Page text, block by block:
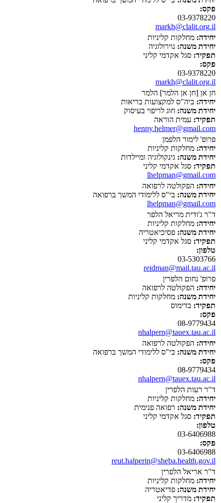
פקס:
03-9378220
markh@clalit.org.il
יחידה: מחלקות קליניות
יחידת משנה: נוירולוגיה
תפקיד: סגל אקדמי קליני
פקס:
03-9378220
markh@clalit.org.il
חן אן [חן אן הלמר] הלמר
יחידה: ביה"ס למקצועות בריאות
יחידת משנה: חוג לריפוי בעיסוק
תפקיד: עמית הוראה
henny.helmer@gmail.com
פרופ' לימור הלפמן
יחידה: מחלקות קליניות
יחידת משנה: גינקולוגיה ומיילדות
תפקיד: סגל אקדמי קליני
lhelpman@gmail.com
יחידה: הפקולטה לרפואה
יחידת משנה: בי"ס ללימודי המשך ברפואה
lhelpman@gmail.com
ד"ר ג'ודית מריאל הלפר
יחידה: מחלקות קליניות
יחידת משנה: פסיכיאטריה
תפקיד: סגל אקדמי קליני
טלפון:
03-5303766
reidman@mail.tau.ac.il
פרופ' נחום הלפרין
יחידה: הפקולטה לרפואה
יחידת משנה: מחלקות קליניות
תפקיד: בדימוס
פקס:
08-9779434
nhalpern@tauex.tau.ac.il
יחידה: הפקולטה לרפואה
יחידת משנה: בי"ס ללימודי המשך ברפואה
פקס:
08-9779434
nhalpern@tauex.tau.ac.il
ד"ר רעות הלפרין
יחידה: מחלקות קליניות
יחידת משנה: רפואה פנימית
תפקיד: סגל אקדמי קליני
טלפון:
03-6406988
פקס:
03-6406988
reut.halperin@sheba.health.gov.il
ד"ר אריאל הלפרין
יחידה: מחלקות קליניות
יחידת משנה: פדיאטריה
תפקיד: מדריך קליני